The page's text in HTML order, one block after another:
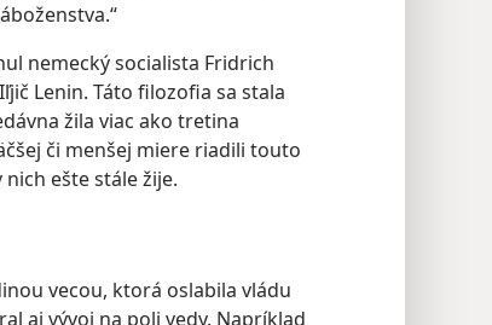
nemecký socialista Fridrich
Lenin. Táto filozofia sa stala
žila viac ako tretina
či menšej miere riadili touto
ešte stále žije.
vecou, ktorá oslabila vládu
aj vývoj na poli vedy. Napríklad